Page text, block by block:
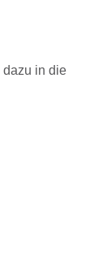
dazu in die